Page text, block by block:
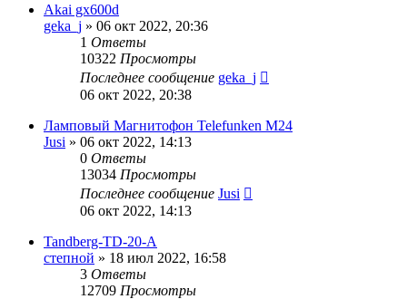
Akai gx600d
geka_j » 06 окт 2022, 20:36
1 Ответы
10322 Просмотры
Последнее сообщение geka_j
06 окт 2022, 20:38
Ламповый Магнитофон Telefunken M24
Jusi » 06 окт 2022, 14:13
0 Ответы
13034 Просмотры
Последнее сообщение Jusi
06 окт 2022, 14:13
Tandberg-TD-20-A
степной » 18 июл 2022, 16:58
3 Ответы
12709 Просмотры